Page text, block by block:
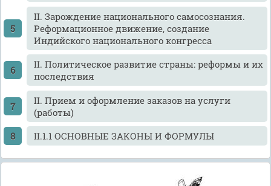
II. Зарождение национального самосознания.
Реформационное движение, создание
Индийского национального конгресса
II. Политическое развитие страны: реформы и их
последствия
II. Прием и оформление заказов на услуги
(работы)
II.1.1 ОСНОВНЫЕ ЗАКОНЫ И ФОРМУЛЫ